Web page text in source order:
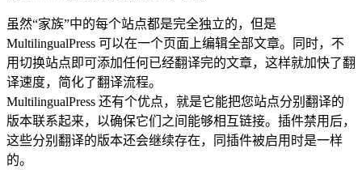
虽然“家族”中的每个站点都是完全独立的，但是
MultilingualPress 可以在一个页面上编辑全部文章。同时，不
用切换站点即可添加任何已经翻译完的文章，这样就加快了翻
译速度，简化了翻译流程。
MultilingualPress 还有个优点，就是它能把您站点分别翻译的
版本联系起来，以确保它们之间能够相互链接。插件禁用后，
这些分别翻译的版本还会继续存在，同插件被启用时是一样
的。